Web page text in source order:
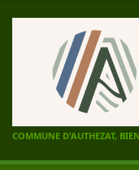
COMMUNE D'AUTHEZAT,